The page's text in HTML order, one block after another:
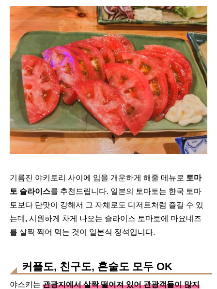
기름진 야키토리 사이에 입을 개운하게 해줄 메뉴로 토마
토 슬라이스를 추천드립니다. 일본의 토마토는 한국 토마
토보다 단맛이 강해서 그 자체로도 디저트처럼 즐길 수 있
는데, 시원하게 차게 나오는 슬라이스 토마토에 마요네즈
를 살짝 찍어 먹는 것이 일본식 정석입니다.
커플도, 친구도, 혼술도 모두 OK
야스키는 관광지에서 살짝 떨어져 있어 관광객들이 많지